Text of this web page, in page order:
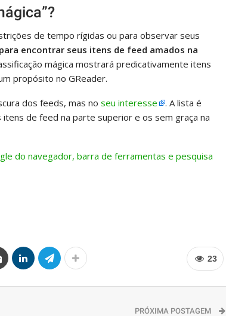
de tempo rígidas ou para observar seus
encontrar seus itens de feed amados na
mágica mostrará predicativamente itens
propósito no GReader.
dos feeds, mas no seu interesse
. A lista é
de feed na parte superior e os sem graça na
do navegador, barra de ferramentas e pesquisa
23
PRÓXIMA POSTAGEM